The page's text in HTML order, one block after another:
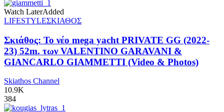
Watch LaterAdded
LIFESTYLEΣΚΙΑΘΟΣ
Σκιάθος: Το νέο mega yacht PRIVATE GG (2022-
23) 52m. των VALENTINO GARAVANI &
GIANCARLO GIAMMETTI (Video & Photos)
Skiathos Channel
10.9K
384